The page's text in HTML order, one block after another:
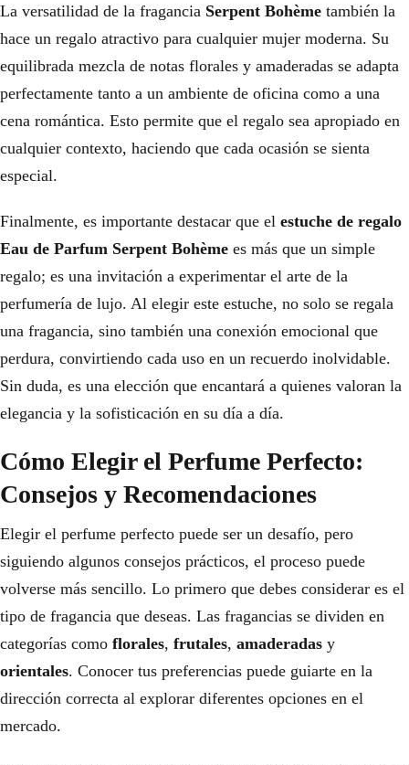
La versatilidad de la fragancia Serpent Bohème también la
hace un regalo atractivo para cualquier mujer moderna. Su
equilibrada mezcla de notas florales y amaderadas se adapta
perfectamente tanto a un ambiente de oficina como a una
cena romántica. Esto permite que el regalo sea apropiado en
cualquier contexto, haciendo que cada ocasión se sienta
especial.
Finalmente, es importante destacar que el estuche de regalo
Eau de Parfum Serpent Bohème es más que un simple
regalo; es una invitación a experimentar el arte de la
perfumería de lujo. Al elegir este estuche, no solo se regala
una fragancia, sino también una conexión emocional que
perdura, convirtiendo cada uso en un recuerdo inolvidable.
Sin duda, es una elección que encantará a quienes valoran la
elegancia y la sofisticación en su día a día.
Cómo Elegir el Perfume Perfecto:
Consejos y Recomendaciones
Elegir el perfume perfecto puede ser un desafío, pero
siguiendo algunos consejos prácticos, el proceso puede
volverse más sencillo. Lo primero que debes considerar es el
tipo de fragancia que deseas. Las fragancias se dividen en
categorías como florales, frutales, amaderadas y
orientales. Conocer tus preferencias puede guiarte en la
dirección correcta al explorar diferentes opciones en el
mercado.